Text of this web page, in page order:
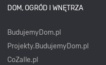
DOM, OGRÓD I WNĘTRZA
BudujemyDom.pl
Projekty.BudujemyDom.pl
CoZaIle.pl